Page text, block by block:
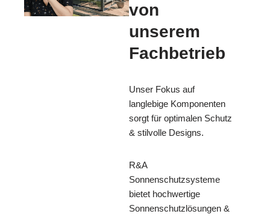
von
unserem
Fachbetrieb
Unser Fokus auf
langlebige Komponenten
sorgt für optimalen Schutz
& stilvolle Designs.
R&A
Sonnenschutzsysteme
bietet hochwertige
Sonnenschutzlösungen &